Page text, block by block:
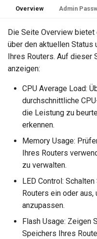
Overview Admin
Die Seite Overview
über den aktuellen Status
Ihres Routers. Auf dieser
anzeigen:
CPU Average Load:
durchschnittliche
die Leistung zu
erkennen.
Memory Usage:
Ihres Routers
zu verwalten.
LED Control:
Routers ein oder
anzupassen.
Flash Usage: Zeigen
Speichers Ihres